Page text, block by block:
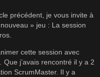
précédent, je vous invite à
» jeu : La session
cette session avec
j’avais rencontré il y a 2
ScrumMaster. Il y a